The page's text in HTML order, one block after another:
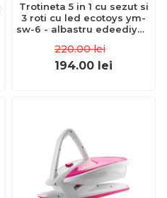
Trotineta 5 in 1 cu sezut si
3 roti cu led ecotoys ym-
sw-6 - albastru edeediym-
220.00 lei
194.00 lei